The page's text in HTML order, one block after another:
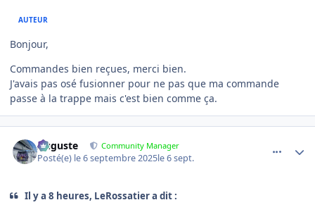
AUTEUR
Bonjour,
Commandes bien reçues, merci bien.
J'avais pas osé fusionner pour ne pas que ma commande
passe à la trappe mais c'est bien comme ça.
Auguste Community Manager
Posté(e) le 6 septembre 2025le 6 sept.
Il y a 8 heures, LeRossatier a dit :